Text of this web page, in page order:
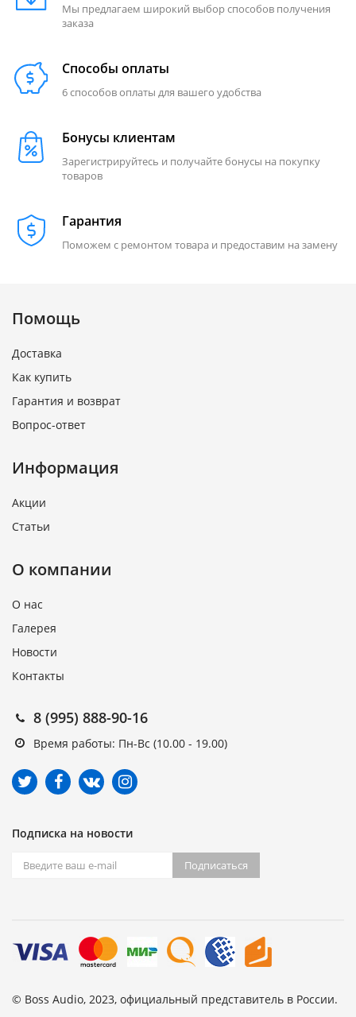
Мы предлагаем широкий выбор способов получения
заказа
Способы оплаты
6 способов оплаты для вашего удобства
Бонусы клиентам
Зарегистрируйтесь и получайте бонусы на покупку
товаров
Гарантия
Поможем с ремонтом товара и предоставим на замену
Помощь
Доставка
Как купить
Гарантия и возврат
Вопрос-ответ
Информация
Акции
Статьи
О компании
О нас
Галерея
Новости
Контакты
8 (995) 888-90-16
Время работы: Пн-Вс (10.00 - 19.00)
Подписка на новости
Подписаться
© Boss Audio, 2023, официальный представитель в России.